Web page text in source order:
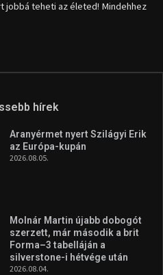
jobbá teheti az életed! Mindehhez
hírek
Aranyérmet nyert Szilágyi Erik
az Európa-kupán
2026.08.05.
Molnár Martin újabb dobogót
szerzett, már második a brit
Forma–3 tabelláján a
silverstone-i hétvége után
2026.08.04.